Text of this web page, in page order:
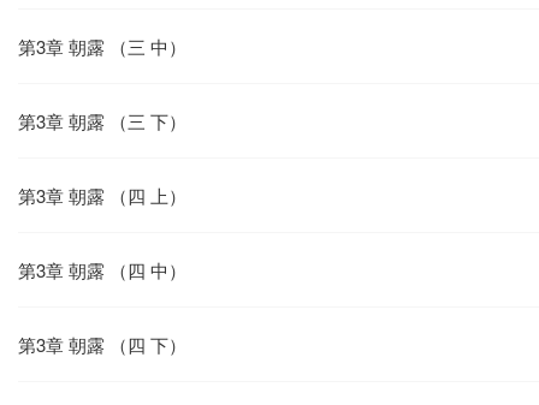
第3章 朝露 （三 中）
第3章 朝露 （三 下）
第3章 朝露 （四 上）
第3章 朝露 （四 中）
第3章 朝露 （四 下）